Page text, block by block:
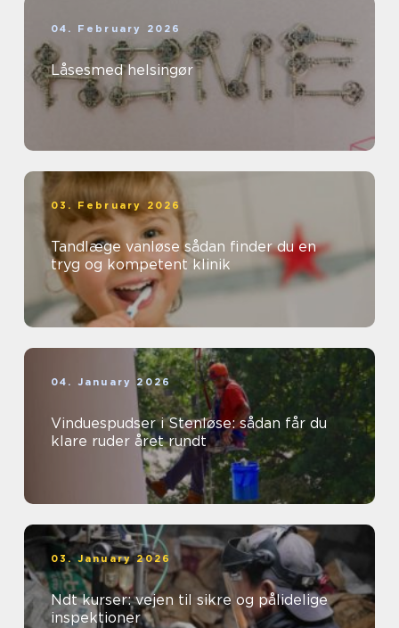
04. February 2026
Låsesmed helsingør
03. February 2026
Tandlæge vanløse sådan finder du en
tryg og kompetent klinik
04. January 2026
Vinduespudser i Stenløse: sådan får du
klare ruder året rundt
03. January 2026
Ndt kurser: vejen til sikre og pålidelige
inspektioner